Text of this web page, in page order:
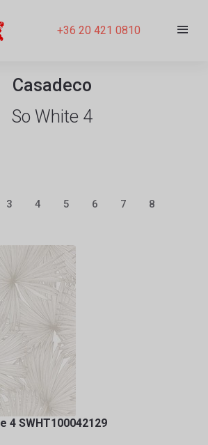
+36 20 421 0810
Casadeco
So White 4
3 4 5 6 7 8
4 SWHT100042129